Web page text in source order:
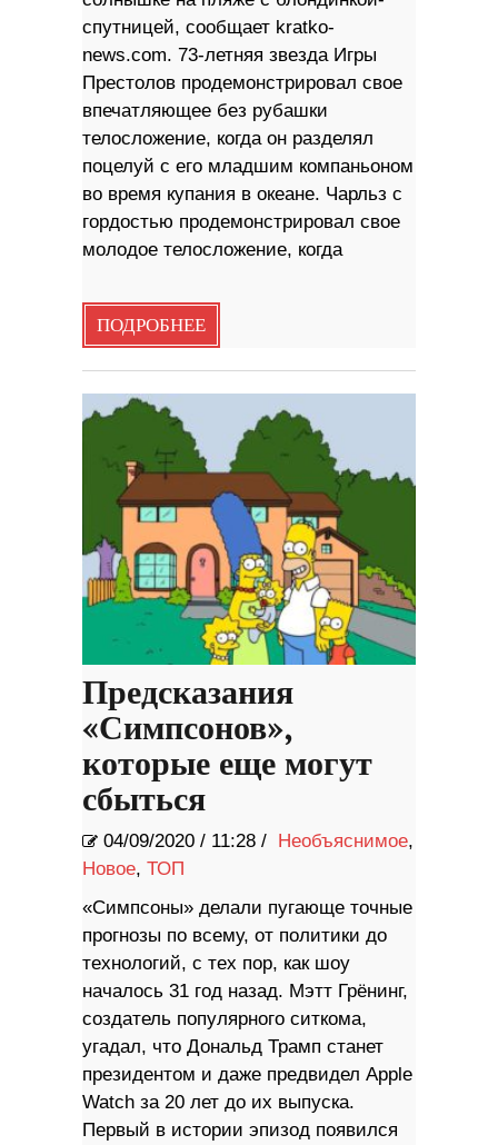
спутницей, сообщает kratko-
news.com. 73-летняя звезда Игры
Престолов продемонстрировал свое
впечатляющее без рубашки
телосложение, когда он разделял
поцелуй с его младшим компаньоном
во время купания в океане. Чарльз с
гордостью продемонстрировал свое
молодое телосложение, когда
ПОДРОБНЕЕ
Предсказания
«Симпсонов»,
которые еще могут
сбыться
04/09/2020 / 11:28 / Необъяснимое,
Новое, ТОП
«Симпсоны» делали пугающе точные
прогнозы по всему, от политики до
технологий, с тех пор, как шоу
началось 31 год назад. Мэтт Грёнинг,
создатель популярного ситкома,
угадал, что Дональд Трамп станет
президентом и даже предвидел Apple
Watch за 20 лет до их выпуска.
Первый в истории эпизод появился